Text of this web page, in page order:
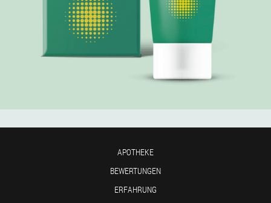
APOTHEKE
BEWERTUNGEN
ERFAHRUNG